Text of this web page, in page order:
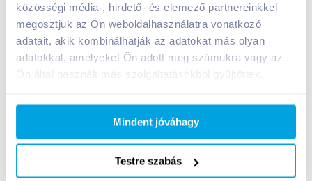
közösségi média-, hirdető- és elemező partnereinkkel
megosztjuk az Ön weboldalhasználatra vonatkozó
adatait, akik kombinálhatják az adatokat más olyan
adatokkal, amelyeket Ön adott meg számukra vagy az
Mindent jóváhagy
Testre szabás
A termék jelenleg nem elérhető
Bevásárlólistához adom Értesíts, ha olcsóbb!
Termékleírás a(z)Viking Capelin kaviár 100 g
feketetermékhez:
Capelin fekete kaviár sós lében.